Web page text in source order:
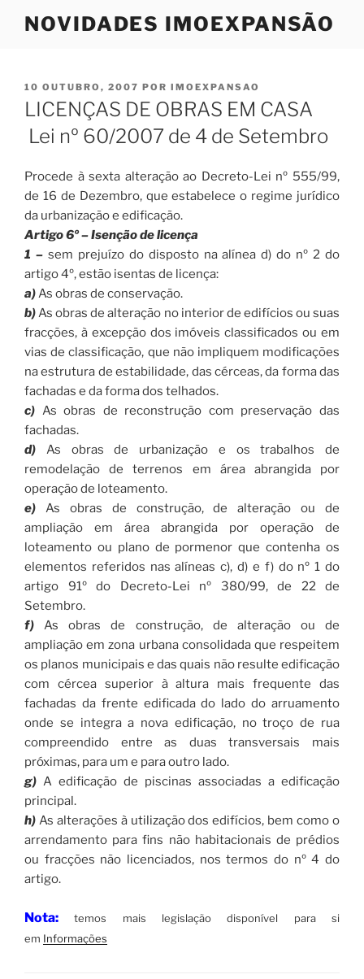
NOVIDADES IMOEXPANSÃO
PUBLICADO
EM
10 OUTUBRO, 2007 POR IMOEXPANSAO
LICENÇAS DE OBRAS EM CASA
Lei nº 60/2007 de 4 de Setembro
Procede à sexta alteração ao Decreto-Lei nº 555/99,
de 16 de Dezembro, que estabelece o regime jurídico
da urbanização e edificação.
Artigo 6º – Isenção de licença
1 –sem prejuízo do disposto na alínea d) do nº 2 do
artigo 4º, estão isentas de licença:
a)As obras de conservação.
b)As obras de alteração no interior de edifícios ou suas
fracções, à excepção dos imóveis classificados ou em
vias de classificação, que não impliquem modificações
na estrutura de estabilidade, das cérceas, da forma das
fachadas e da forma dos telhados.
c) As obras de reconstrução com preservação das
fachadas.
d) As obras de urbanização e os trabalhos de
remodelação de terrenos em área abrangida por
operação de loteamento.
e) As obras de construção, de alteração ou de
ampliação em área abrangida por operação de
loteamento ou plano de pormenor que contenha os
elementos referidos nas alíneas c), d) e f) do nº 1 do
artigo 91º do Decreto-Lei nº 380/99, de 22 de
Setembro.
f) As obras de construção, de alteração ou de
ampliação em zona urbana consolidada que respeitem
os planos municipais e das quais não resulte edificação
com cércea superior à altura mais frequente das
fachadas da frente edificada do lado do arruamento
onde se integra a nova edificação, no troço de rua
compreendido entre as duas transversais mais
próximas, para um e para outro lado.
g) A edificação de piscinas associadas a edificação
principal.
h) As alterações à utilização dos edifícios, bem como o
arrendamento para fins não habitacionais de prédios
ou fracções não licenciados, nos termos do nº 4 do
artigo.
Nota: temos mais legislação disponível para si
em Informações